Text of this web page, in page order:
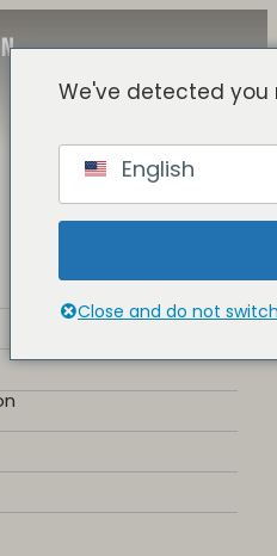
English
Portuguese
We've detected
English
Close and do not